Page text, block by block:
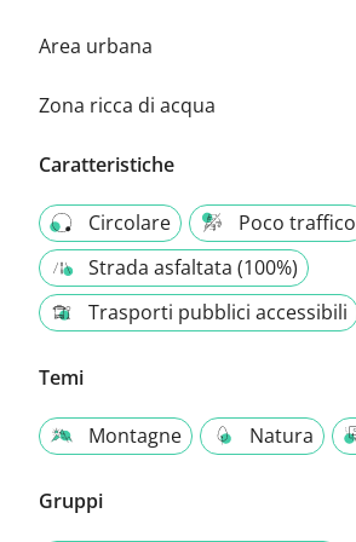
Area urbana
Zona ricca di acqua
Caratteristiche
Circolare
Poco traffico
Strada asfaltata (100%)
Trasporti pubblici accessibili
Temi
Montagne Natura
Gruppi